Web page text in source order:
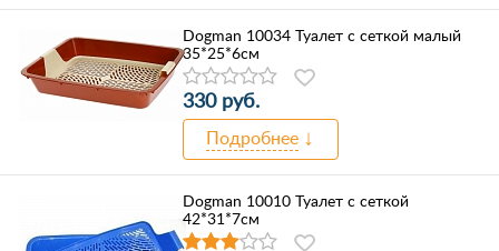
Dogman 10034 Туалет с сеткой малый
35*25*6см
330 руб.
Подробнее
Dogman 10010 Туалет с сеткой
42*31*7см